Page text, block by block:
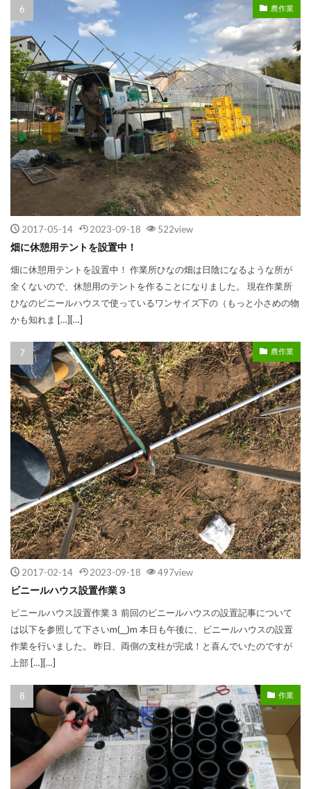
農作業
2017-05-14 2023-09-18 522view
畑に休憩用テントを設置中！
畑に休憩用テントを設置中！ 作業所ひなの畑は日陰になるような所が
全くないので、休憩用のテントを作ることになりました。 現在作業所
ひなのビニールハウスで使っているワンサイズ下の（もっと小さめの物
かも知れま […][…]
農作業
2017-02-14 2023-09-18 497view
ビニールハウス設置作業３
ビニールハウス設置作業３ 前回のビニールハウスの設置記事について
は以下を参照して下さいm(__)m 本日も午後に、ビニールハウスの設置
作業を行いました。 昨日、両側の支柱が完成！と喜んでいたのですが
上部 […][…]
作業